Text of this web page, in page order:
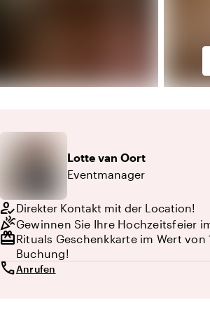
Lotte van Oort
Eventmanager
how_to_regDirekter Kontakt mit der Location!
celebrationGewinnen Sie Ihre Hochzeitsfeier
redeemRituals Geschenkkarte im Wert von
Buchung!
callAnrufen